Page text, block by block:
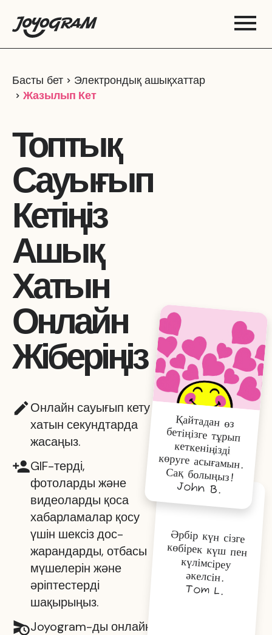
Басты бет
Электрондық ашықхаттар
Жазылып Кет
Топтық
Сауығып
Кетіңіз
Ашық
Хатын
Онлайн
Жіберіңіз
Онлайн сауығып кету
хатын секундтарда
жасаңыз.
GIF-терді,
фотоларды және
видеоларды қоса
хабарламалар қосу
үшін шексіз дос-
жарандарды, отбасы
мүшелерін және
әріптестерді
шақырыңыз.
Joyogram-ды онлайн
Қайтадан өз
бетіңізге тұрып
кеткеніңізді
көруге асығамын.
Сақ болыңыз!
John B.
Әрбір күн сізге
көбірек күш пен
күлімсіреу
әкелсін.
Tom L.